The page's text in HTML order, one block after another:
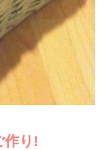
作り!